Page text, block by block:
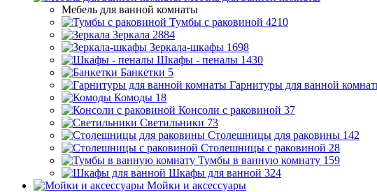
Мебель для ванной комнаты
Тумбы с раковиной 4210
Зеркала 2884
Зеркала-шкафы 1698
Шкафы - пеналы 1430
Банкетки 5
Гарнитуры для ванной
Комоды 18
Консоли с раковиной 37
Светильники 73
Столешницы для раковины 142
Столешницы с раковиной 28
Тумбы в ванную комнату 159
Шкафы для ванной 324
Мойки и аксессуары